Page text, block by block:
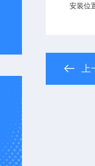
安装位